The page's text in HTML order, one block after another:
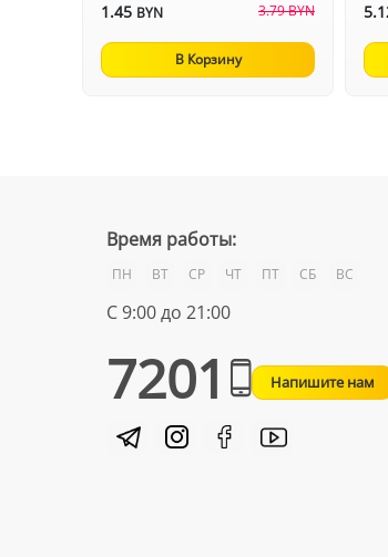
1.45 BYN 3.79 BYN
В Корзину
Время работы:
ПН ВТ СР ЧТ ПТ СБ ВС
С 9:00 до 21:00
7201 Напишите нам